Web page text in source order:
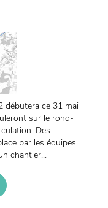
débutera ce 31 mai
sur le rond-
Des
par les équipes
chantier...